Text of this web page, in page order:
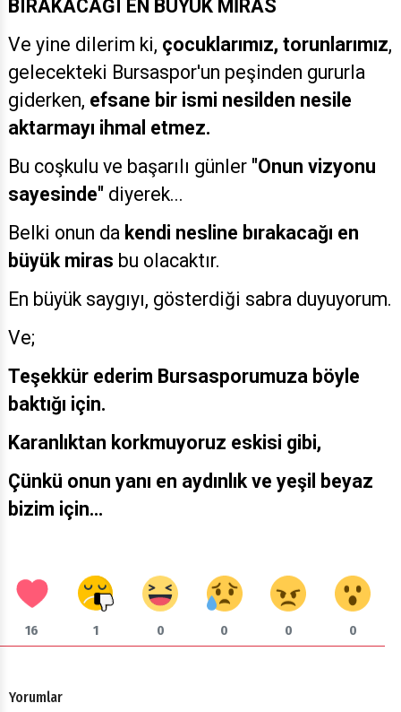
BIRAKACAĞI EN BÜYÜK MİRAS
Ve yine dilerim ki, çocuklarımız, torunlarımız,
gelecekteki Bursaspor'un peşinden gururla
giderken, efsane bir ismi nesilden nesile
aktarmayı ihmal etmez.
Bu coşkulu ve başarılı günler "Onun vizyonu
sayesinde" diyerek...
Belki onun da kendi nesline bırakacağı en
büyük miras bu olacaktır.
En büyük saygıyı, gösterdiği sabra duyuyorum.
Ve;
Teşekkür ederim Bursasporumuza böyle
baktığı için.
Karanlıktan korkmuyoruz eskisi gibi,
Çünkü onun yanı en aydınlık ve yeşil beyaz
bizim için...
16 1 0 0 0 0
Yorumlar